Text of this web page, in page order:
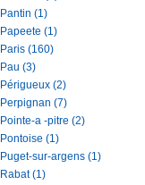
Pantin (1)
Papeete (1)
Paris (160)
Pau (3)
Périgueux (2)
Perpignan (7)
Pointe-a -pitre (2)
Pontoise (1)
Puget-sur-argens (1)
Rabat (1)